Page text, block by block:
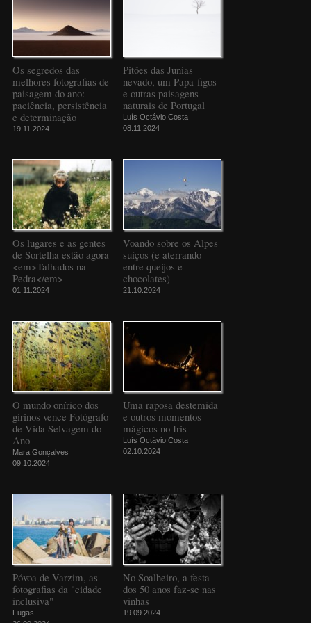
Os segredos das
melhores fotografias de
paisagem do ano:
paciência, persistência
e determinação
19.11.2024
Pitões das Junias
nevado, um Papa-figos
e outras paisagens
naturais de Portugal
Luís Octávio Costa
08.11.2024
Os lugares e as gentes
de Sortelha estão agora
<em>Talhados na
Pedra</em>
01.11.2024
Voando sobre os Alpes
suíços (e aterrando
entre queijos e
chocolates)
21.10.2024
O mundo onírico dos
girinos vence Fotógrafo
de Vida Selvagem do
Ano
Mara Gonçalves
09.10.2024
Uma raposa destemida
e outros momentos
mágicos no Iris
Luís Octávio Costa
02.10.2024
Póvoa de Varzim, as
fotografias da "cidade
inclusiva"
Fugas
No Soalheiro, a festa
dos 50 anos faz-se nas
vinhas
19.09.2024